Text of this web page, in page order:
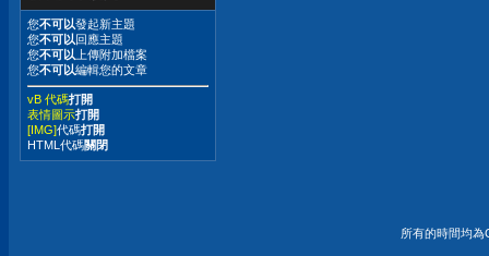
您不可以發起新主題
您不可以 回應主題
您不可以 上傳附加檔案
您不可以編輯您的文章
vB 代碼打開
表情圖示打開
[IMG]代碼打開
HTML代碼關閉
所有的時間均為